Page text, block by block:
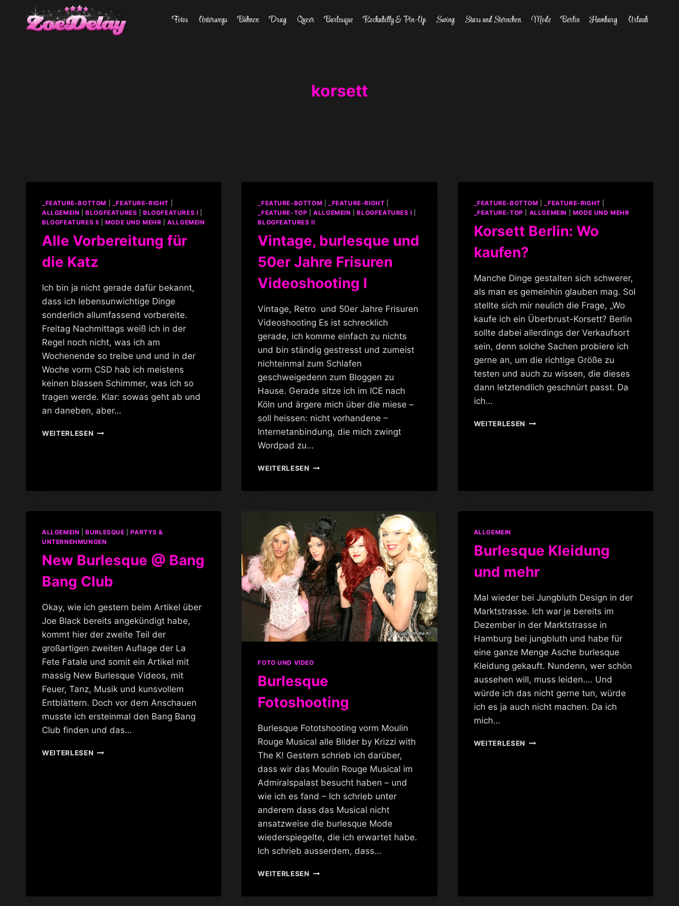
springen
Fotos Unterwegs Bühnen Drag Queer Burlesque Rockabilly & Pin-Up Swing Stars und Sternchen Mode Berlin Hamburg Urlaub
korsett
_FEATURE-BOTTOM _FEATURE-RIGHT
ALLGEMEIN |BLOGFEATURES |BLOGFEATURES I
BLOGFEATURES II
MODE UND MEHR |ALLGEMEIN
Alle Vorbereitung für
die Katz
Ich bin ja nicht gerade dafür bekannt,
dass ich lebensunwichtige Dinge
sonderlich allumfassend vorbereite.
Freitag Nachmittags weiß ich in der
Regel noch nicht, was ich am
Wochenende so treibe und und in der
Woche vorm CSD hab ich meistens
keinen blassen Schimmer, was ich so
tragen werde. Klar: sowas geht ab und
an daneben, aber…
WEITERLESENALLE
_FEATURE-BOTTOM _FEATURE-RIGHT
_FEATURE-TOP |ALLGEMEIN |BLOGFEATURES I
BLOGFEATURES II
Vintage, burlesque und
50er Jahre Frisuren
Videoshooting I
Vintage, Retro und 50er Jahre Frisuren
Videoshooting Es ist schrecklich
gerade, ich komme einfach zu nichts
und bin ständig gestresst und zumeist
nichteinmal zum Schlafen
geschweigedenn zum Bloggen zu
Hause. Gerade sitze ich im ICE nach
Köln und ärgere mich über die miese –
soll heissen: nicht vorhandene –
Internetanbindung, die mich zwingt
Wordpad zu…
WEITERLESENVINTAGE,
FRISUREN
VIDEOSHOOTING
I
_FEATURE-BOTTOM _FEATURE-RIGHT
_FEATURE-TOP
ALLGEMEIN MODE UND MEHR
Korsett Berlin: Wo
kaufen?
Manche Dinge gestalten sich schwerer,
als man es gemeinhin glauben mag. Sol
stellte sich mir neulich die Frage, „Wo
kaufe ich ein Überbrust-Korsett? Berlin
sollte dabei allerdings der Verkaufsort
sein, denn solche Sachen probiere ich
gerne an, um die richtige Größe zu
testen und auch zu wissen, die dieses
dann letztendlich geschnürt passt. Da
ich…
WEITERLESEN KORSETT
ALLGEMEIN |BURLESQUE |PARTYS &
UNTERNEHMUNGEN
New Burlesque @ Bang
Bang Club
Okay, wie ich gestern beim Artikel über
Joe Black bereits angekündigt habe,
kommt hier der zweite Teil der
großartigen zweiten Auflage der La
Fete Fatale und somit ein Artikel mit
massig New Burlesque Videos, mit
Feuer, Tanz, Musik und kunsvollem
Entblättern. Doch vor dem Anschauen
musste ich ersteinmal den Bang Bang
Club finden und das…
WEITERLESENNEW
FOTO UND VIDEO
Burlesque
Fotoshooting
Burlesque Fototshooting vorm Moulin
Rouge Musical alle Bilder by Krizzi with
The K! Gestern schrieb ich darüber,
dass wir das Moulin Rouge Musical im
Admiralspalast besucht haben – und
wie ich es fand – Ich schrieb unter
anderem dass das Musical nicht
ansatzweise die burlesque Mode
wiederspiegelte, die ich erwartet habe.
Ich schrieb ausserdem, dass…
WEITERLESENBURLESQUE
ALLGEMEIN
Burlesque Kleidung
und mehr
Mal wieder bei Jungbluth Design in der
Marktstrasse. Ich war je bereits im
Dezember in der Marktstrasse in
Hamburg bei jungbluth und habe für
eine ganze Menge Asche burlesque
Kleidung gekauft. Nundenn, wer schön
aussehen will, muss leiden…. Und
würde ich das nicht gerne tun, würde
ich es ja auch nicht machen. Da ich
mich…
WEITERLESEN BURLESQUE